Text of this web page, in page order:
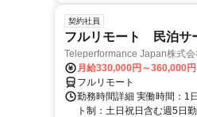
契約社員
フルリモート 民泊サ
Teleperformance Japan株式会
月給330,000円～360,000円
フルリモート
勤務時間詳細 実働時間：1
ト制：土日祝日含む週5日